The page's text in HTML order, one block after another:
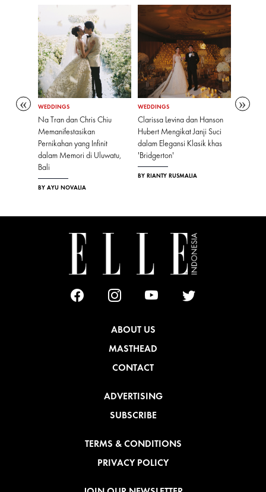
WEDDINGS
Na Tran dan Chris Chiu
Memanifestasikan
Pernikahan yang Infinit
dalam Memori di Uluwatu,
Bali
BY AYU NOVALIA
WEDDINGS
Clarissa Levina dan Hanson
Hubert Mengikat Janji Suci
dalam Elegansi Klasik khas
'Bridgerton'
BY RIANTY RUSMALIA
ABOUT US
MASTHEAD
CONTACT
ADVERTISING
SUBSCRIBE
TERMS & CONDITIONS
PRIVACY POLICY